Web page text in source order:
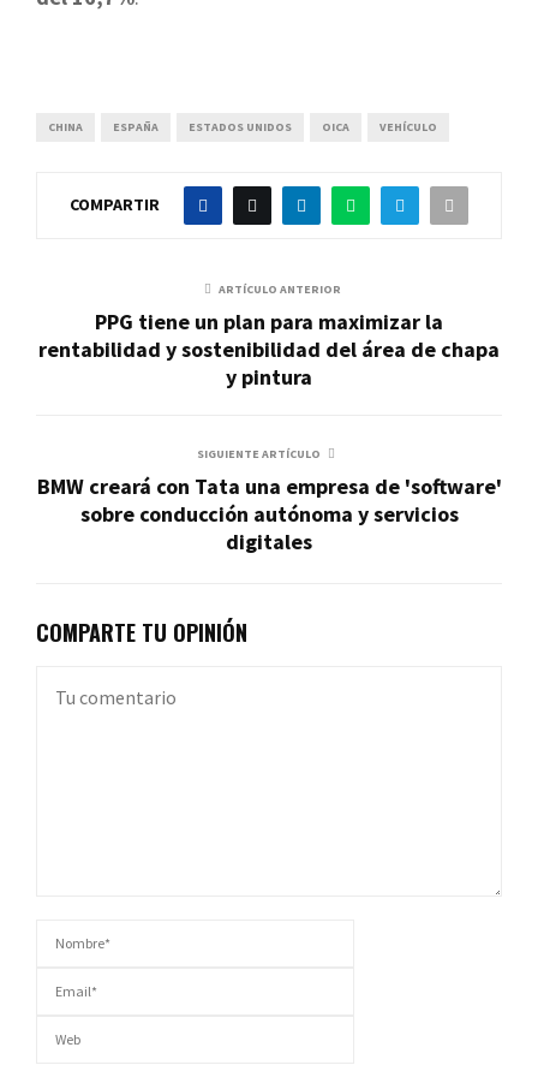
CHINA ESPAÑA ESTADOS UNIDOS OICA VEHÍCULO
COMPARTIR
ARTÍCULO ANTERIOR
PPG tiene un plan para maximizar la
rentabilidad y sostenibilidad del área de chapa
y pintura
SIGUIENTE ARTÍCULO
BMW creará con Tata una empresa de 'software'
sobre conducción autónoma y servicios
digitales
COMPARTE TU OPINIÓN